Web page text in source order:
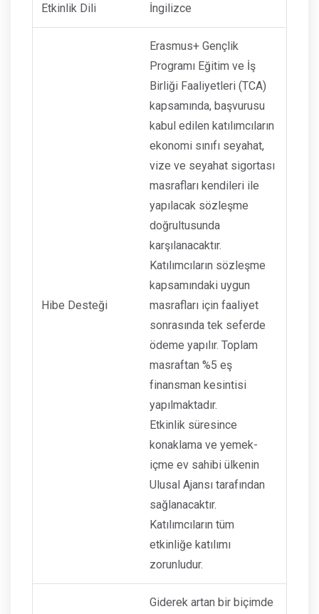
Etkinlik Dili İngilizce
Hibe Desteği
Erasmus+ Gençlik
Programı Eğitim ve İş
Birliği Faaliyetleri (TCA)
kapsamında, başvurusu
kabul edilen katılımcıların
ekonomi sınıfı seyahat,
vize ve seyahat sigortası
masrafları kendileri ile
yapılacak sözleşme
doğrultusunda
karşılanacaktır.
Katılımcıların sözleşme
kapsamındaki uygun
masrafları için faaliyet
sonrasında tek seferde
ödeme yapılır. Toplam
masraftan %5 eş
finansman kesintisi
yapılmaktadır.
Etkinlik süresince
konaklama ve yemek-
içme ev sahibi ülkenin
Ulusal Ajansı tarafından
sağlanacaktır.
Katılımcıların tüm
etkinliğe katılımı
zorunludur.
Giderek artan bir biçimde